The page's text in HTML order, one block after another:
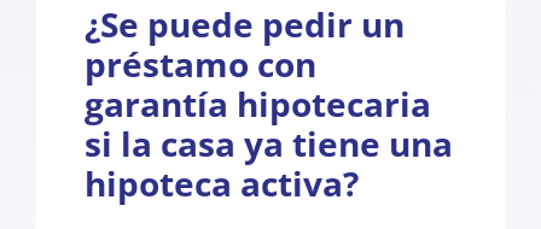
¿Se puede pedir un
préstamo con
garantía hipotecaria
si la casa ya tiene una
hipoteca activa?